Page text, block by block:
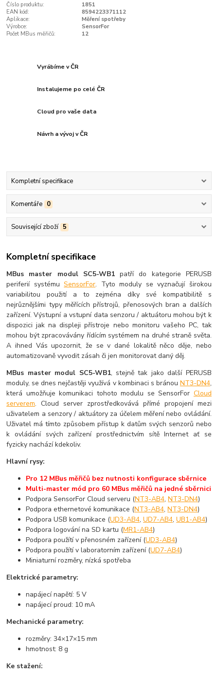
Číslo produktu:
1851
EAN kód:
8594223371112
Aplikace:
Měření spotřeby
Výrobce:
SensorFor
Počet MBus měřičů:
12
Vyrábíme v ČR
Instalujeme po celé ČR
Cloud pro vaše data
Návrh a vývoj v ČR
Kompletní specifikace
Komentáře 0
Související zboží 5
Kompletní specifikace
MBus master modul SC5-WB1patří do kategorie PERUSB
periferií systémuSensorFor. Tyto moduly se vyznačují širokou
variabilitou použití a to zejména díky své kompatibilitě s
nejrůznějšími typy měřících přístrojů, přenosových bran a dalších
zařízení. Výstupní a vstupní data senzoru / aktuátoru mohou být k
dispozici jak na displeji přístroje nebo monitoru vašeho PC, tak
mohou být zpracovávány řídícím systémem na druhé straně světa.
A ihned Vás upozornit, že se v dané lokalitě něco děje, nebo
automatizovaně vyvodit zásah či jen monitorovat daný děj.
MBus master modul SC5-WB1, stejně tak jako další PERUSB
moduly, se dnes nejčastěji využívá v kombinaci s bránou NT3-DN4,
která umožňuje komunikaci tohoto modulu se SensorFor Cloud
serverem. Cloud server zprostředkovává přímé propojení mezi
uživatelem a senzory / aktuátory za účelem měření nebo ovládání.
Uživatel má tímto způsobem přístup k datům svých senzorů nebo
k ovládání svých zařízení prostřednictvím sítě Internet ať se
fyzicky nachází kdekoliv.
Hlavní rysy:
Pro 12 MBus měřičů bez nutnosti konfigurace sběrnice
Multi-master mód pro 60 MBus měřičů na jedné sběrnici
Podpora SensorFor Cloud serveru (NT3-AB4,NT3-DN4)
Podpora ethernetové komunikace (NT3-AB4,NT3-DN4)
Podpora USB komunikace (UD3-AB4,UD7-AB4,UB1-AB4)
Podpora logování na SD kartu (MR1-AB4)
Podpora použítí v přenosném zařízení (UD3-AB4)
Podpora použítí v laboratorním zařízení (UD7-AB4)
Miniaturní rozměry, nízká spotřeba
Elektrické parametry:
napájecí napětí: 5 V
napájecí proud: 10 mA
Mechanické parametry:
rozměry: 34×17×15 mm
hmotnost: 8 g
Ke stažení: